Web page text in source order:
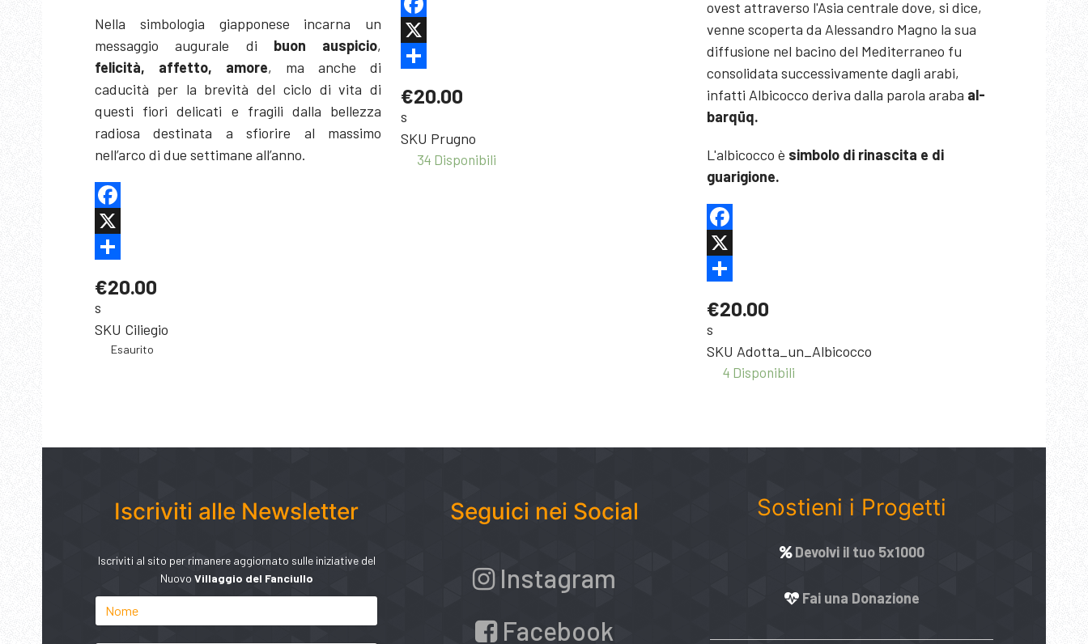
Nella simbologia giapponese incarna un
messaggio augurale di buon auspicio,
felicità, affetto, amore, ma anche di
caducità per la brevità del ciclo di vita di
questi fiori delicati e fragili dalla bellezza
radiosa destinata a sfiorire al massimo
nell’arco di due settimane all’anno.
Facebook
X
€20.00
s
SKU Ciliegio
Esaurito
Facebook
X
€20.00
s
SKU Prugno
34 Disponibili
ovest attraverso l'Asia centrale dove, si dice,
venne scoperta da Alessandro Magno la sua
diffusione nel bacino del Mediterraneo fu
consolidata successivamente dagli arabi,
infatti Albicocco deriva dalla parola araba al-
barqūq.
L'albicocco è simbolo di rinascita e di
guarigione.
Facebook
X
€20.00
s
SKU Adotta_un_Albicocco
4 Disponibili
Iscriviti alle Newsletter
Iscriviti al sito per rimanere aggiornato sulle iniziative del
Nuovo Villaggio del Fanciullo
Seguici nei Social
Instagram
Facebook
Sostieni i Progetti
Devolvi il tuo 5x1000
Fai una Donazione